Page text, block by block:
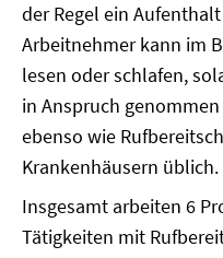
der Regel ein
Arbeitnehmer kann im
lesen oder schlafen,
in Anspruch
ebenso wie
Krankenhäusern üblich.
Insgesamt arbeiten 6
Tätigkeiten mit